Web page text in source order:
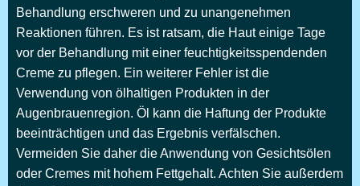
Behandlung erschweren und zu unangenehmen
Reaktionen führen. Es ist ratsam, die Haut einige Tage
vor der Behandlung mit einer feuchtigkeitsspendenden
Creme zu pflegen. Ein weiterer Fehler ist die
Verwendung von ölhaltigen Produkten in der
Augenbrauenregion. Öl kann die Haftung der Produkte
beeinträchtigen und das Ergebnis verfälschen.
Vermeiden Sie daher die Anwendung von Gesichtsölen
oder Cremes mit hohem Fettgehalt. Achten Sie außerdem